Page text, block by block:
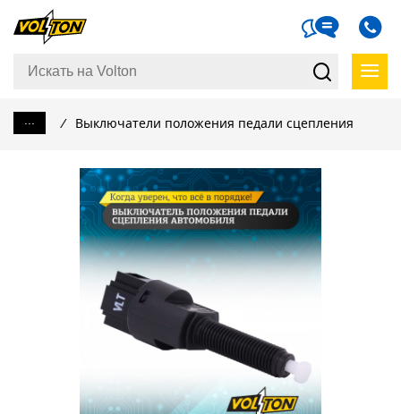
... / Выключатели положения педали сцепления